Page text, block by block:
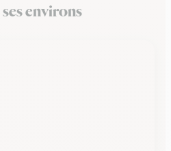
environs